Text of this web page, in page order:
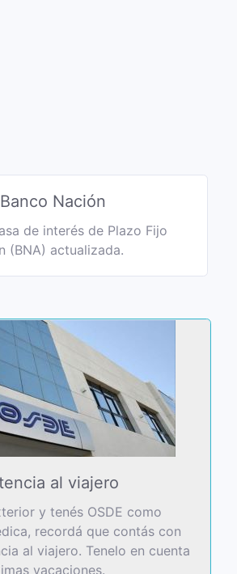
Nación
de interés de Plazo Fijo
(BNA) actualizada.
al viajero
y tenés OSDE como
recordá que contás con
al viajero. Tenelo en cuenta
vacaciones.